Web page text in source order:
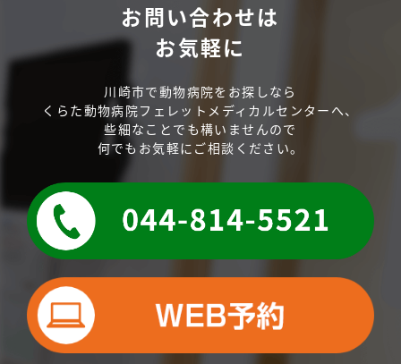
お問い合わせは
お気軽に
川崎市で動物病院をお探しなら
くらた動物病院フェレットメディカルセンターへ、
些細なことでも構いませんので
何でもお気軽にご相談ください。